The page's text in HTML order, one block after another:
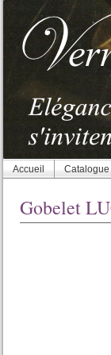
Accueil Catalogue
Gobelet